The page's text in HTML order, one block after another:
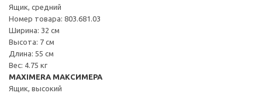
Ящик, средний
Номер товара: 803.681.03
Ширина: 32 см
Высота: 7 см
Длина: 55 см
Вес: 4.75 кг
MAXIMERA МАКСИМЕРА
Ящик, высокий